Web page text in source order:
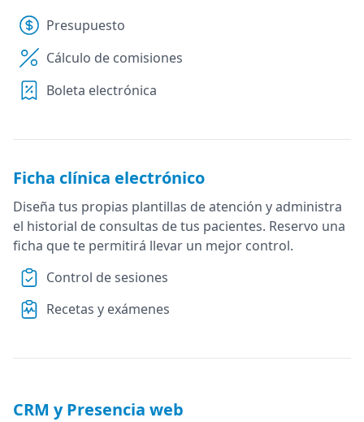
Presupuesto
Cálculo de comisiones
Boleta electrónica
Ficha clínica electrónico
Diseña tus propias plantillas de atención y administra
el historial de consultas de tus pacientes. Reservo una
ficha que te permitirá llevar un mejor control.
Control de sesiones
Recetas y exámenes
CRM y Presencia web